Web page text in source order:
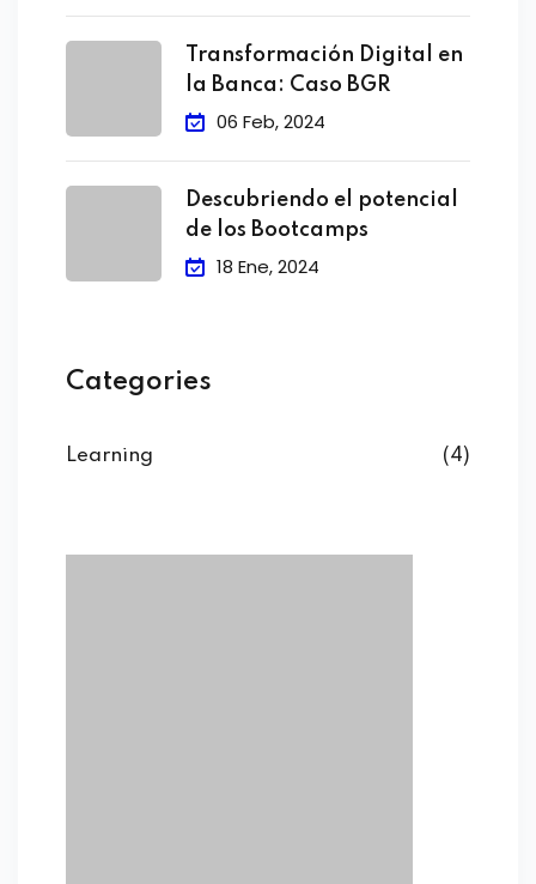
Transformación Digital en
la Banca: Caso BGR
06 Feb, 2024
Descubriendo el potencial
de los Bootcamps
18 Ene, 2024
Categories
Learning (4)